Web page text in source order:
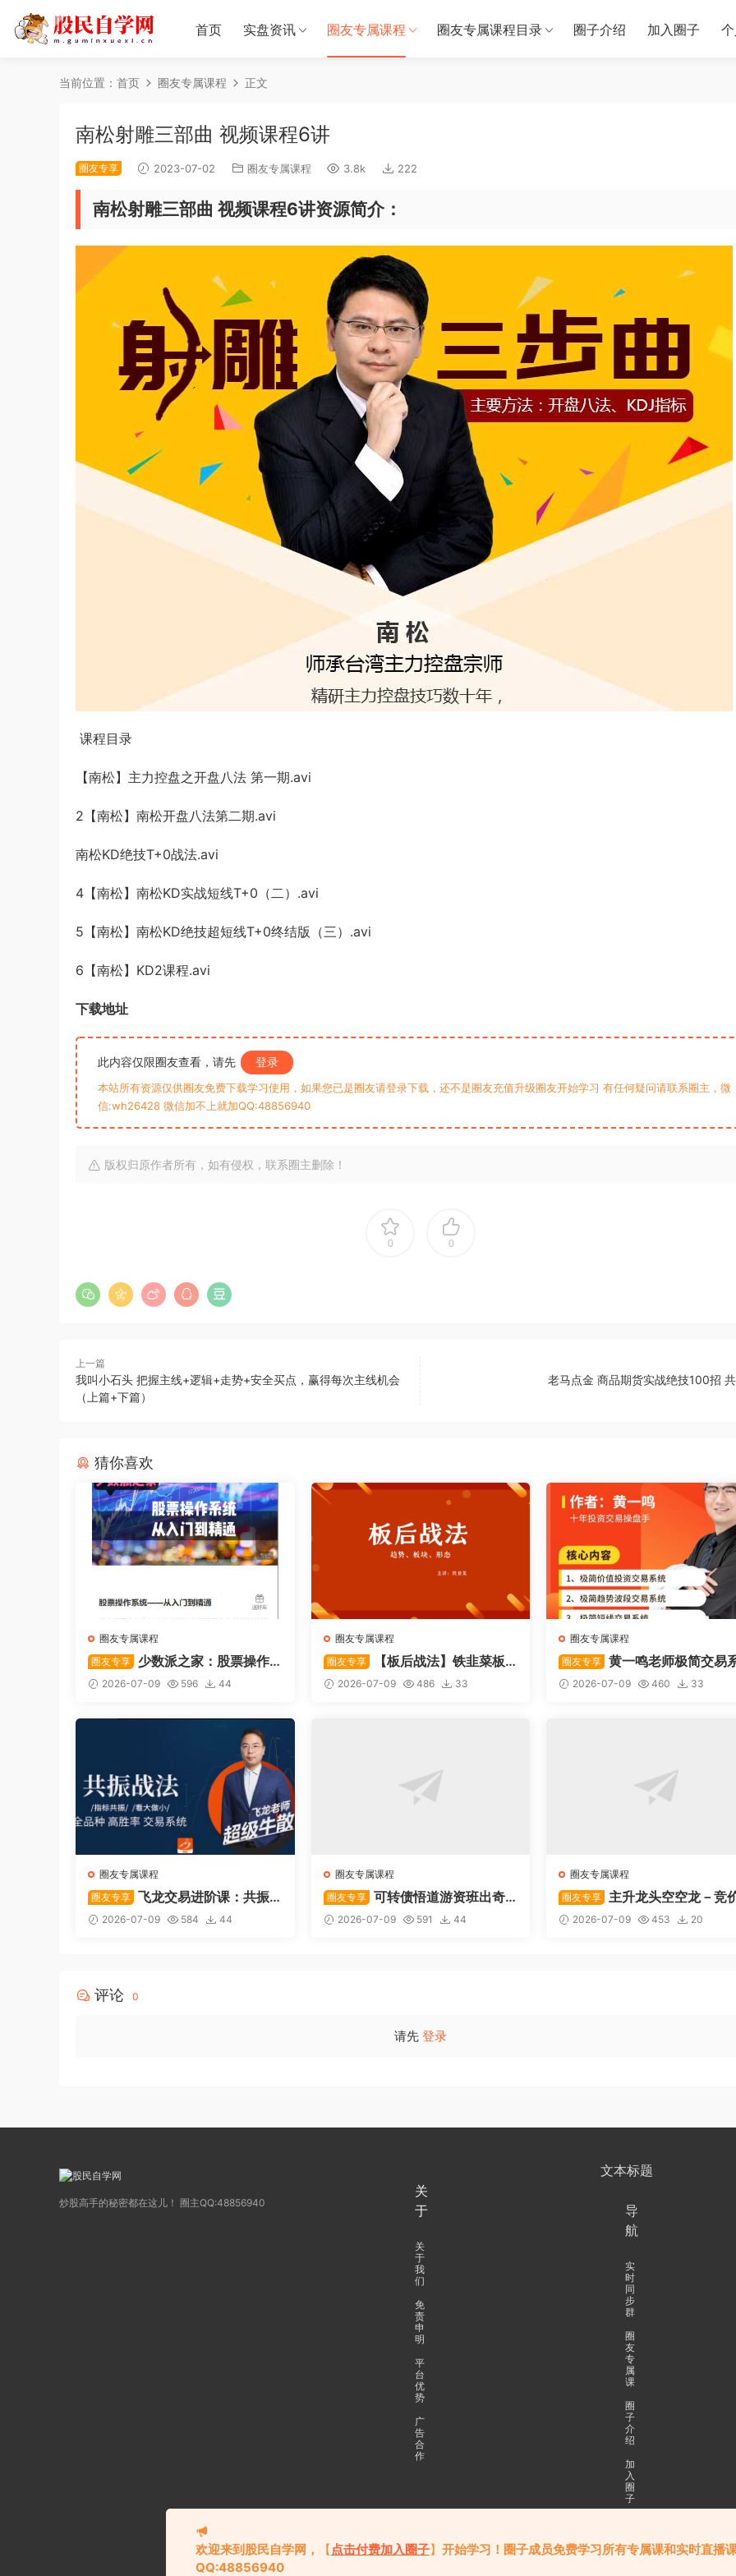
首页 实盘资讯 圈友专属课程 圈友专属课程目录 圈子介绍 加入圈子
当前位置： 首页 圈友专属课程 正文
南松射雕三部曲 视频课程6讲
圈友专享 2023-07-02 圈友专属课程 3.8k 222
南松射雕三部曲 视频课程6讲资源简介：
课程目录
【南松】主力控盘之开盘八法 第一期.avi
2【南松】南松开盘八法第二期.avi
南松KD绝技T+0战法.avi
4【南松】南松KD实战短线T+0（二）.avi
5【南松】南松KD绝技超短线T+0终结版（三）.avi
6【南松】KD2课程.avi
下载地址
此内容仅限圈友查看，请先 登录
本站所有资源仅供圈友免费下载学习使用，如果您已是圈友请登录下载，还不是圈友充值升级圈友开始学习 有任何疑问请联系圈主，微
信:wh26428 微信加不上就加QQ:48856940
版权归原作者所有，如有侵权，联系圈主删除！
0 0
上一篇
我叫小石头 把握主线+逻辑+走势+安全买点，赢得每次主线机会
（上篇+下篇）
老马点金 商品期货实战绝技100招
猜你喜欢
圈友专属课程
圈友专享
少数派之家：股票操作
系统—从入门到精通
2026-07-09 596 44
圈友专属课程
圈友专享
【板后战法】铁韭菜板
后强势战法
2026-07-09 486 33
圈友专属课程
圈友专享
黄一鸣老师极简交易
统 2026-07-09 460 33
圈友专属课程
圈友专享 飞龙交易进阶课：共振
战法2026-07-09 584 44
圈友专属课程
圈友专享
可转债悟道游资班出奇
系列悟道系列守正系列课程-卓妍
2026-07-09 591 44
圈友专属课程
圈友专享
主升龙头空空龙－竞
抢筹盘口的量化公式与十几年
2026-07-09 453 20
评论 0
请先 登录
炒股高手的秘密都在这儿！ 圈主QQ:48856940
关
于
关
于
我
们
免
责
申
明
平
台
优
势
广
告
合
作
文本标题
导
航
实
时
同
步
群
圈
友
专
属
课
圈
子
介
绍
加
入
圈
子
欢迎来到股民自学网 ， 【 点击付费加入圈子】 开始学习！圈子成员免费学习所有专属课和实时直播
QQ:48856940